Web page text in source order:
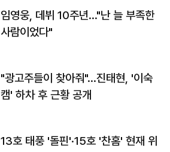
임영웅, 데뷔 10주년…"난 늘 부족한
사람이었다"
"광고주들이 찾아줘"…진태현, '이숙
캠' 하차 후 근황 공개
13호 태풍 '돌핀'·15호 '찬홈' 현재 위